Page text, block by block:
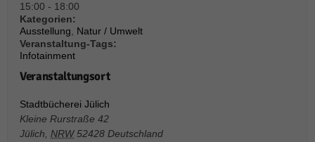
15:00 - 18:00
Kategorien:
Ausstellung, Natur / Umwelt
Veranstaltung-Tags:
Infotainment
Veranstaltungsort
Stadtbücherei Jülich
Kleine Rurstraße 42
Jülich, NRW 52428 Deutschland